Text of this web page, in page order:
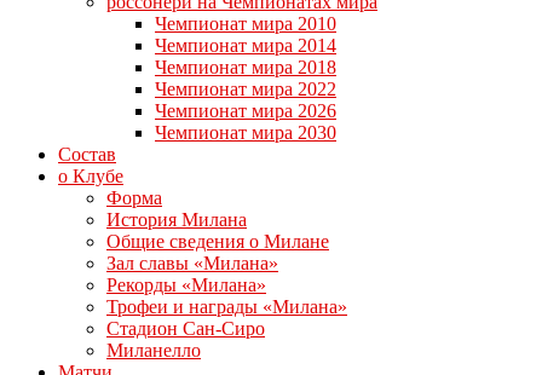
Чемпионат мира 2010
Чемпионат мира 2014
Чемпионат мира 2018
Чемпионат мира 2022
Чемпионат мира 2026
Чемпионат мира 2030
Состав
о Клубе
Форма
История Милана
Общие сведения о Милане
Зал славы «Милана»
Рекорды «Милана»
Трофеи и награды «Милана»
Стадион Сан-Сиро
Миланелло